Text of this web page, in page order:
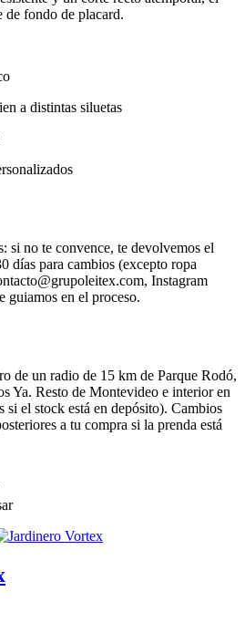
de fondo de placard.
a distintas siluetas
si no te convence, te devolvemos el
días para cambios (excepto ropa
Instagram
guiamos en el proceso.
de un radio de 15 km de Parque Rodó,
Ya. Resto de Montevideo e interior en
si el stock está en depósito). Cambios
a tu compra si la prenda está